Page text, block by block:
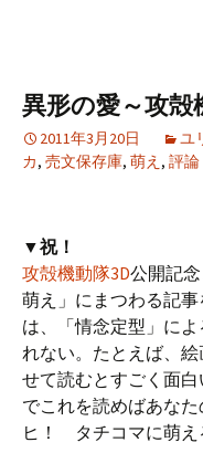
異形の愛～攻殻
2011年3月20日 ユ
カ, 売文保存庫, 萌え , 評論
▼祝！
攻殻機動隊3D公開記
萌え」にまつわる記
は、「情念定型」に
れない。たとえば、
せて読むとすごく面
でこれを読めばあな
ヒ！ タチコマに萌え